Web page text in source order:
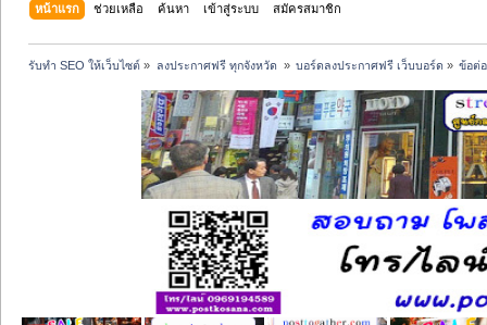
หน้าแรก ช่วยเหลือ ค้นหา เข้าสู่ระบบ สมัครสมาชิก
รับทำ SEO ให้เว็บไซต์ » ลงประกาศฟรี ทุกจังหวัด » บอร์ดลงประกาศฟรี เว็บบอร์ด » ข้อต่